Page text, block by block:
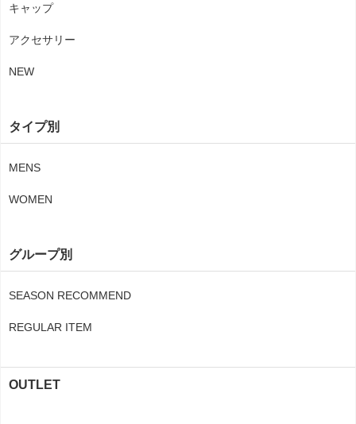
キャップ
アクセサリー
NEW
タイプ別
MENS
WOMEN
グループ別
SEASON RECOMMEND
REGULAR ITEM
OUTLET